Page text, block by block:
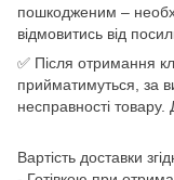
пошкодженим –
відмовитись від
✅ Після отримання
прийматимуться, за
несправності товару.
Вартість доставки